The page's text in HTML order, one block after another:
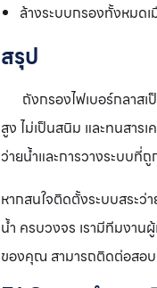
ล้างระบบกรองทั้งหมด
สรุป
ถังกรองไฟเบอร์กลาสเ
สูง ไม่เป็นสนิม และทนสารเ
ว่ายน้ำและการวางระบบที่
หากสนใจติดตั้งระบบสระว่
น้ำ ครบวงจร เรามีทีมงาน
ของคุณ สามารถติดต่อสอ